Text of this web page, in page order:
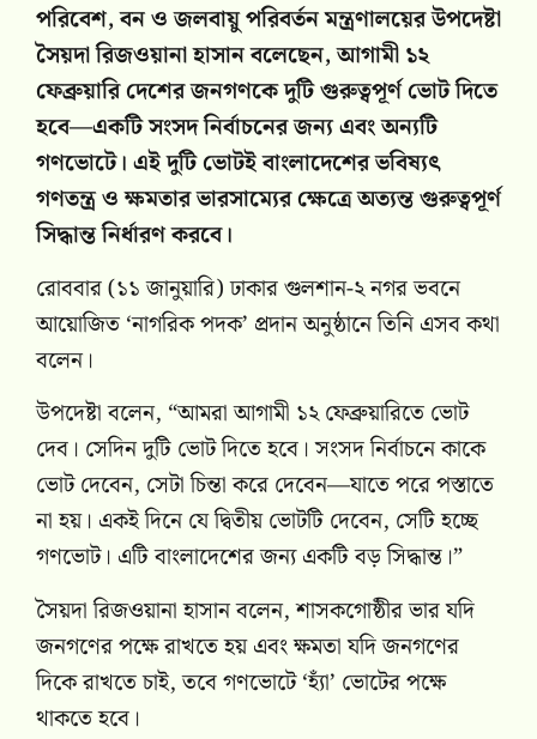
পরিবেশ, বন ও জলবায়ু পরিবর্তন মন্ত্রণালয়ের উপদেষ্টা
সৈয়দা রিজওয়ানা হাসান বলেছেন, আগামী ১২
ফেব্রুয়ারি দেশের জনগণকে দুটি গুরুত্বপূর্ণ ভোট দিতে
হবে—একটি সংসদ নির্বাচনের জন্য এবং অন্যটি
গণভোটে। এই দুটি ভোটই বাংলাদেশের ভবিষ্যৎ
গণতন্ত্র ও ক্ষমতার ভারসাম্যের ক্ষেত্রে অত্যন্ত গুরুত্বপূর্ণ
সিদ্ধান্ত নির্ধারণ করবে।
রোববার (১১ জানুয়ারি) ঢাকার গুলশান-২ নগর ভবনে
আয়োজিত ‘নাগরিক পদক’ প্রদান অনুষ্ঠানে তিনি এসব কথা
বলেন।
উপদেষ্টা বলেন, “আমরা আগামী ১২ ফেব্রুয়ারিতে ভোট
দেব। সেদিন দুটি ভোট দিতে হবে। সংসদ নির্বাচনে কাকে
ভোট দেবেন, সেটা চিন্তা করে দেবেন—যাতে পরে পস্তাতে
না হয়। একই দিনে যে দ্বিতীয় ভোটটি দেবেন, সেটি হচ্ছে
গণভোট। এটি বাংলাদেশের জন্য একটি বড় সিদ্ধান্ত।”
সৈয়দা রিজওয়ানা হাসান বলেন, শাসকগোষ্ঠীর ভার যদি
জনগণের পক্ষে রাখতে হয় এবং ক্ষমতা যদি জনগণের
দিকে রাখতে চাই, তবে গণভোটে ‘হ্যাঁ’ ভোটের পক্ষে
থাকতে হবে।